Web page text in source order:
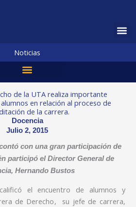
Noticias
de la UTA realiza importante
en relación al proceso de
de la carrera.
Docencia
Julio 2, 2015
con una gran participación de
participó el Director General de
Hernando Bustos
el encuentro de alumnos y
de Derecho,
su jefe de carrera,